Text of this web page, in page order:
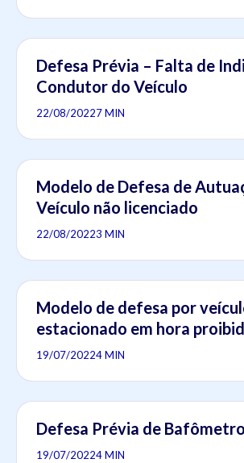
Defesa Prévia – Falta de
Condutor do Veículo
22/08/20227 MIN
Modelo de Defesa de
Veículo não licenciado
22/08/20223 MIN
Modelo de defesa por
estacionado em hora
19/07/20224 MIN
Defesa Prévia de
19/07/20224 MIN